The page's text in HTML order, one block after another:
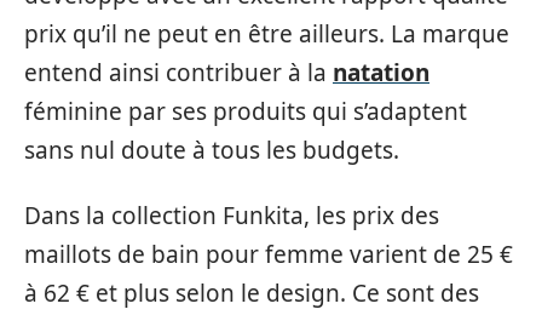
prix qu’il ne peut en être ailleurs. La marque
entend ainsi contribuer à la natation
féminine par ses produits qui s’adaptent
sans nul doute à tous les budgets.
Dans la collection Funkita, les prix des
maillots de bain pour femme varient de 25 €
à 62 € et plus selon le design. Ce sont des